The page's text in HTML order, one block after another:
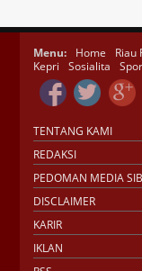
Menu: Home Riau
Kepri
Sosialita
TENTANG KAMI
REDAKSI
PEDOMAN MEDIA
DISCLAIMER
KARIR
IKLAN